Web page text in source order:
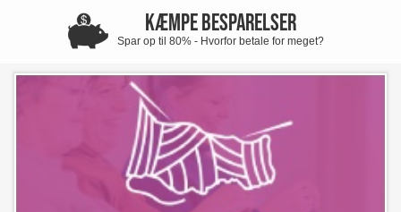
KÆMPE BESPARELSER
Spar op til 80% - Hvorfor betale for meget?